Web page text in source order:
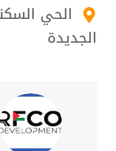
الجديدة